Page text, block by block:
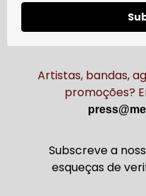
Artistas, bandas,
promoções?
Subscreve a
esqueças de